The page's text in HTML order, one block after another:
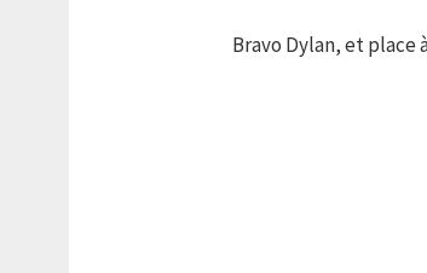
Bravo Dylan, et place